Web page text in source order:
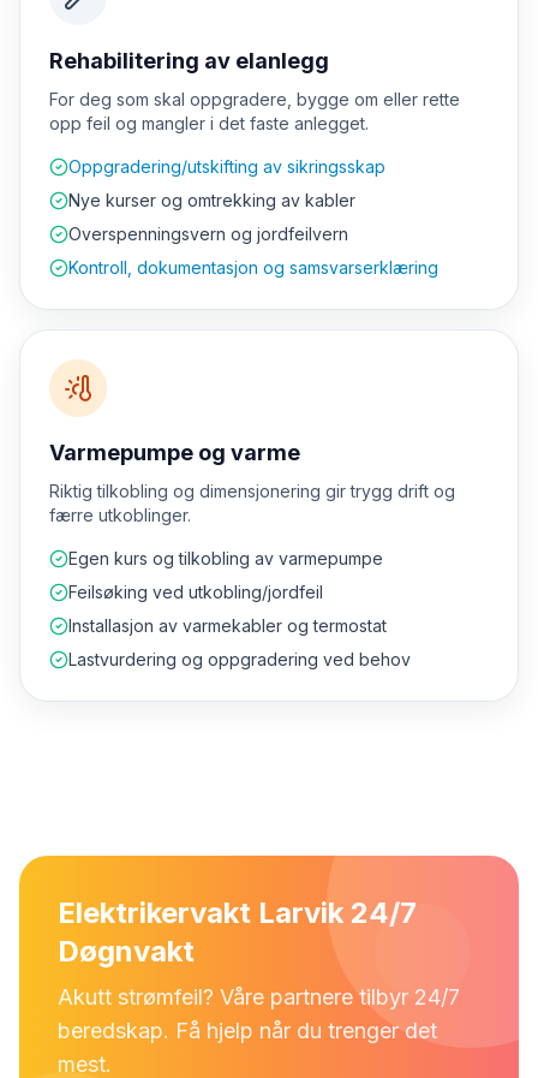
Rehabilitering av elanlegg
For deg som skal oppgradere, bygge om eller rette
opp feil og mangler i det faste anlegget.
Oppgradering/utskifting av sikringsskap
Nye kurser og omtrekking av kabler
Overspenningsvern og jordfeilvern
Kontroll, dokumentasjon og samsvarserklæring
Varmepumpe og varme
Riktig tilkobling og dimensjonering gir trygg drift og
færre utkoblinger.
Egen kurs og tilkobling av varmepumpe
Feilsøking ved utkobling/jordfeil
Installasjon av varmekabler og termostat
Lastvurdering og oppgradering ved behov
Elektrikervakt Larvik 24/7
Døgnvakt
Akutt strømfeil? Våre partnere tilbyr 24/7
beredskap. Få hjelp når du trenger det
mest.